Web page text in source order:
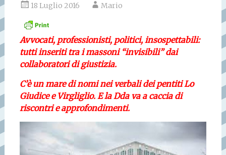
18 Luglio 2016 Mario
Avvocati, professionisti, politici, insospettabili:
tutti inseriti tra i massoni “invisibili” dai
collaboratori di giustizia.
C’è un mare di nomi nei verbali dei pentiti Lo
Giudice e Virgliglio. E la Dda va a caccia di
riscontri e approfondimenti.